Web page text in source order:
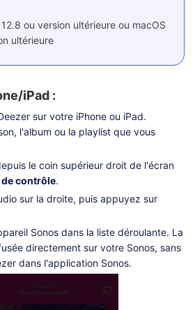
ou version ultérieure ou macOS
ultérieure
iPad :
sur votre iPhone ou iPad.
l'album ou la playlist que vous
le coin supérieur droit de l'écran
contrôle.
sur la droite, puis appuyez sur
Sonos dans la liste déroulante. La
directement sur votre Sonos, sans
dans l'application Sonos.